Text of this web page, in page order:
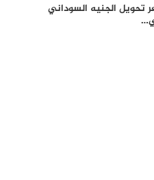
تحويل الجنيه السوداني